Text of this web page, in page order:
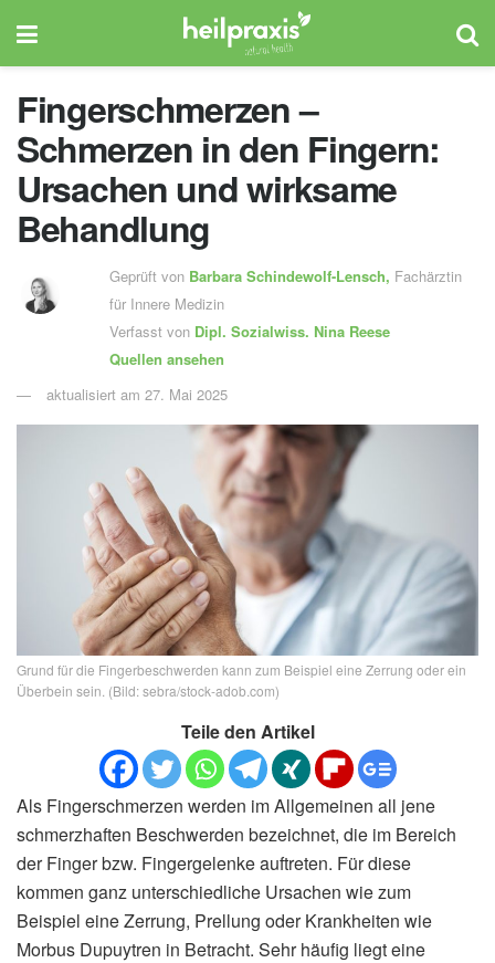
Fingerschmerzen –
Schmerzen in den Fingern:
Ursachen und wirksame
Behandlung
Geprüft von Barbara Schindewolf-Lensch, Fachärztin
für Innere Medizin
Verfasst von Dipl. Sozialwiss. Nina Reese
Quellen ansehen
aktualisiert am 27. Mai 2025
Grund für die Fingerbeschwerden kann zum Beispiel eine Zerrung oder ein
Überbein sein. (Bild: sebra/stock-adob.com)
Teile den Artikel
Als Fingerschmerzen werden im Allgemeinen all jene
schmerzhaften Beschwerden bezeichnet, die im Bereich
der Finger bzw. Fingergelenke auftreten. Für diese
kommen ganz unterschiedliche Ursachen wie zum
Beispiel eine Zerrung, Prellung oder Krankheiten wie
Morbus Dupuytren in Betracht. Sehr häufig liegt eine